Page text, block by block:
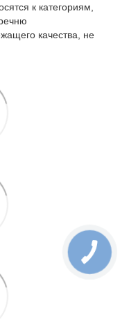
к категориям,
качества, не